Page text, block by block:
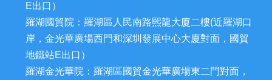
E出口）
羅湖國貿院：羅湖區人民南路熙龍大廈二樓(近羅湖口
岸，金光華廣場西門和深圳發展中心大廈對面，國貿
地鐵站E出口）
羅湖金光華院：羅湖區國貿金光華廣場東二門對面，